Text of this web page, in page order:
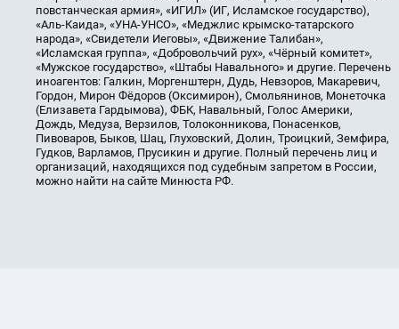
повстанческая армия», «ИГИЛ» (ИГ, Исламское государство),
«Аль-Каида», «УНА-УНСО», «Меджлис крымско-татарского
народа», «Свидетели Иеговы», «Движение Талибан»,
«Исламская группа», «Добровольчий рух», «Чёрный комитет»,
«Мужское государство», «Штабы Навального» и другие. Перечень
иноагентов: Галкин, Моргенштерн, Дудь, Невзоров, Макаревич,
Гордон, Мирон Фёдоров (Оксимирон), Смольянинов, Монеточка
(Елизавета Гардымова), ФБК, Навальный, Голос Америки,
Дождь, Медуза, Верзилов, Толоконникова, Понасенков,
Пивоваров, Быков, Шац, Глуховский, Долин, Троицкий, Земфира,
Гудков, Варламов, Прусикин и другие. Полный перечень лиц и
организаций, находящихся под судебным запретом в России,
можно найти на сайте Минюста РФ.